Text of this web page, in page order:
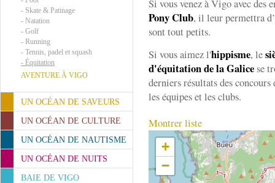
- Skate & Patinage
- Natation
- Golf
- Running
- Tennis, padel et squash
- Équitation
AVENTURE À VIGO
UN OCÉAN DE SAVEURS
UN OCÉAN DE CULTURE
UN OCÉAN DE NAUTISME
UN OCÉAN DE NUITS
BAIE DE VIGO
Si vous venez à Vigo avec des
Pony Club, il leur permettra
sont tout petits.
Si vous aimez l'hippisme, le
d'équitation de la Galice se
derniers résultats des
les équipes et les clubs.
Montrer liste
+
−